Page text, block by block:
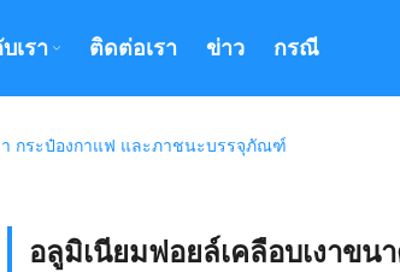
เรา ติดต่อเรา ข่าว กรณี
กระป๋องกาแฟ และภาชนะบรรจุภัณฑ์
อลูมิเนียมฟอยล์เคลือบเงาข